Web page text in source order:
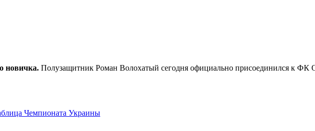
новичка. Полузащитник Роман Волохатый сегодня официально присоединился к ФК
Чемпионата Украины